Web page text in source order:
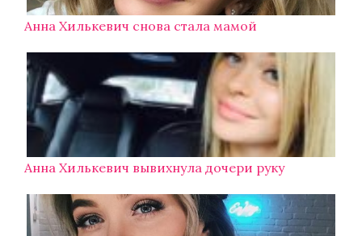
Анна Хилькевич снова стала мамой
Анна Хилькевич вывихнула дочери руку